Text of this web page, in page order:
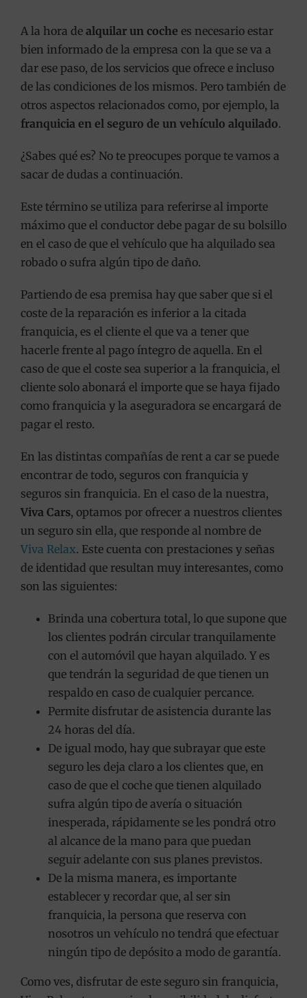
A la hora de alquilar un coche es necesario estar
bien informado de la empresa con la que se va a
dar ese paso, de los servicios que ofrece e incluso
de las condiciones de los mismos. Pero también de
otros aspectos relacionados como, por ejemplo, la
franquicia en el seguro de un vehículo alquilado.
¿Sabes qué es? No te preocupes porque te vamos a
sacar de dudas a continuación.
Este término se utiliza para referirse al importe
máximo que el conductor debe pagar de su bolsillo
en el caso de que el vehículo que ha alquilado sea
robado o sufra algún tipo de daño.
Partiendo de esa premisa hay que saber que si el
coste de la reparación es inferior a la citada
franquicia, es el cliente el que va a tener que
hacerle frente al pago íntegro de aquella. En el
caso de que el coste sea superior a la franquicia, el
cliente solo abonará el importe que se haya fijado
como franquicia y la aseguradora se encargará de
pagar el resto.
En las distintas compañías de rent a car se puede
encontrar de todo, seguros con franquicia y
seguros sin franquicia. En el caso de la nuestra,
Viva Cars, optamos por ofrecer a nuestros clientes
un seguro sin ella, que responde al nombre de
Viva Relax. Este cuenta con prestaciones y señas
de identidad que resultan muy interesantes, como
son las siguientes:
Brinda una cobertura total, lo que supone que
los clientes podrán circular tranquilamente
con el automóvil que hayan alquilado. Y es
que tendrán la seguridad de que tienen un
respaldo en caso de cualquier percance.
Permite disfrutar de asistencia durante las
24 horas del día.
De igual modo, hay que subrayar que este
seguro les deja claro a los clientes que, en
caso de que el coche que tienen alquilado
sufra algún tipo de avería o situación
inesperada, rápidamente se les pondrá otro
al alcance de la mano para que puedan
seguir adelante con sus planes previstos.
De la misma manera, es importante
establecer y recordar que, al ser sin
franquicia, la persona que reserva con
nosotros un vehículo no tendrá que efectuar
ningún tipo de depósito a modo de garantía.
Como ves, disfrutar de este seguro sin franquicia,